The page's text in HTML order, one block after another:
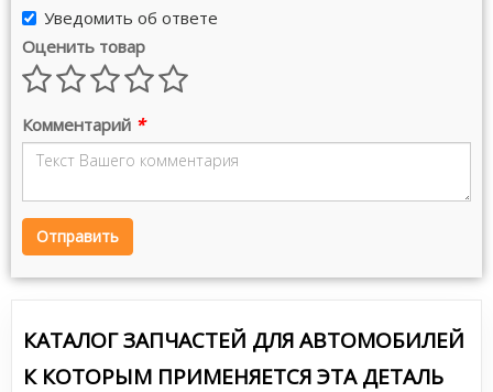
Уведомить об ответе
Оценить товар
Комментарий *
Отправить
КАТАЛОГ ЗАПЧАСТЕЙ ДЛЯ АВТОМОБИЛЕЙ
К КОТОРЫМ ПРИМЕНЯЕТСЯ ЭТА ДЕТАЛЬ